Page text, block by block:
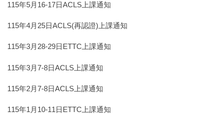
115年5月16-17日ACLS上課通知
115年4月25日ACLS(再認證)上課通知
115年3月28-29日ETTC上課通知
115年3月7-8日ACLS上課通知
115年2月7-8日ACLS上課通知
115年1月10-11日ETTC上課通知